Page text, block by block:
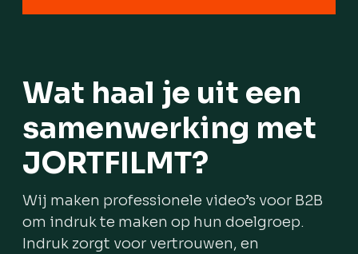
Wat haal je uit een
samenwerking met
JORTFILMT?
Wij maken professionele video’s voor B2B
om indruk te maken op hun doelgroep.
Indruk zorgt voor vertrouwen, en